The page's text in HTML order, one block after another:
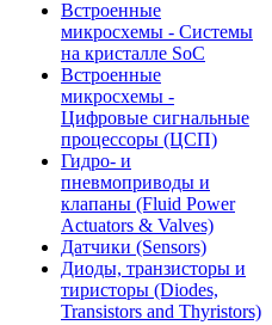
Встроенные
микросхемы - Системы
на кристалле SoC
Встроенные
микросхемы -
Цифровые сигнальные
процессоры (ЦСП)
Гидро- и
пневмоприводы и
клапаны (Fluid Power
Actuators & Valves)
Датчики (Sensors)
Диоды, транзисторы и
тиристоры (Diodes,
Transistors and Thyristors)